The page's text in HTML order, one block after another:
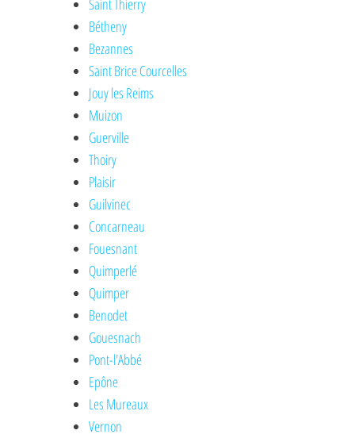
Saint Thierry
Bétheny
Bezannes
Saint Brice Courcelles
Jouy les Reims
Muizon
Guerville
Thoiry
Plaisir
Guilvinec
Concarneau
Fouesnant
Quimperlé
Quimper
Benodet
Gouesnach
Pont-l'Abbé
Epône
Les Mureaux
Vernon